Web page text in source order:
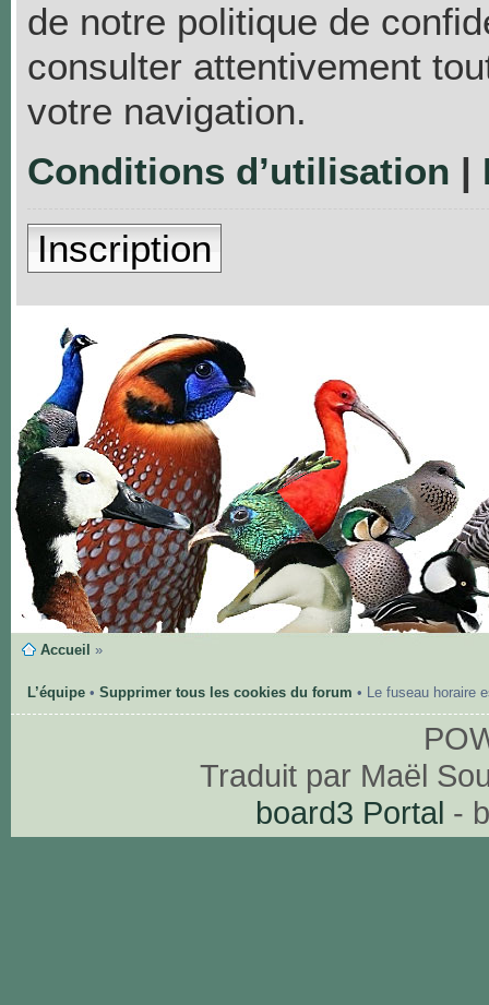
de notre politique de
consulter attentivement
votre navigation.
Conditions d’utilisation |
Inscription
Accueil »
L’équipe• Supprimer tous les cookies du forum • Le fuseau horaire
Traduit par Maël
board3 Portal -